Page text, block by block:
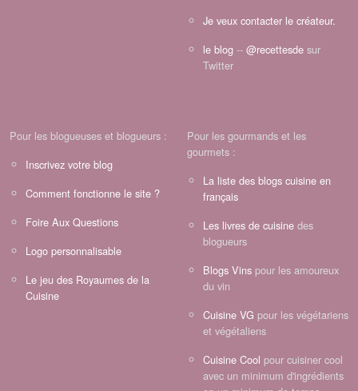
Je veux contacter le créateur.
le blog -- @recettesde sur
Twitter
Pour les blogueuses et blogueurs :
Inscrivez votre blog
Comment fonctionne le site ?
Foire Aux Questions
Logo personnalisable
Le jeu des Royaumes de la
Cuisine
Pour les gourmands et les
gourmets :
La liste des blogs cuisine en
français
Les livres de cuisine des
blogueurs
Blogs Vins pour les amoureux
du vin
Cuisine VG pour les végétariens
et végétaliens
Cuisine Cool pour cuisiner cool
avec un minimum d'ingrédients